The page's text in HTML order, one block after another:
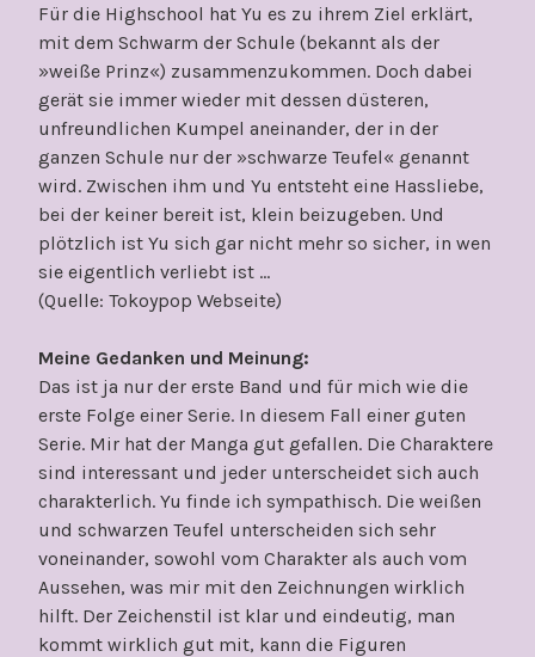
Für die Highschool hat Yu es zu ihrem Ziel erklärt,
mit dem Schwarm der Schule (bekannt als der
»weiße Prinz«) zusammenzukommen. Doch dabei
gerät sie immer wieder mit dessen düsteren,
unfreundlichen Kumpel aneinander, der in der
ganzen Schule nur der »schwarze Teufel« genannt
wird. Zwischen ihm und Yu entsteht eine Hassliebe,
bei der keiner bereit ist, klein beizugeben. Und
plötzlich ist Yu sich gar nicht mehr so sicher, in wen
sie eigentlich verliebt ist …
(Quelle: Tokoypop Webseite)
Meine Gedanken und Meinung:
Das ist ja nur der erste Band und für mich wie die
erste Folge einer Serie. In diesem Fall einer guten
Serie. Mir hat der Manga gut gefallen. Die Charaktere
sind interessant und jeder unterscheidet sich auch
charakterlich. Yu finde ich sympathisch. Die weißen
und schwarzen Teufel unterscheiden sich sehr
voneinander, sowohl vom Charakter als auch vom
Aussehen, was mir mit den Zeichnungen wirklich
hilft. Der Zeichenstil ist klar und eindeutig, man
kommt wirklich gut mit, kann die Figuren